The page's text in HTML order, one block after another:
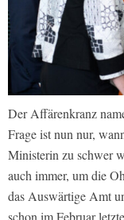
Der Affärenkranz
Frage ist nun nur,
Ministerin zu schwer
auch immer, um die
das Auswärtige Amt
schon im Februar